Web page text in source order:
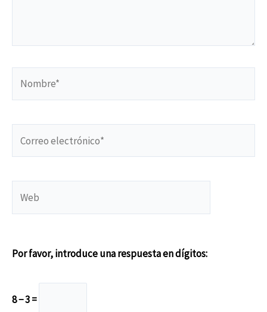
electrónico*
Por favor, introduce una respuesta en dígitos:
8 − 3 =